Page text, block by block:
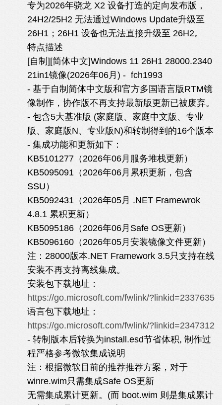
专为2026年骁龙 X2 设备打造的定向发布版，
24H2/25H2 无法通过Windows Update升级至
26H1；26H1 设备也无法直接升级至 26H2。
特点描述
[自制][简体中文]Windows 11 26H1 28000.2340
21in1镜像(2026年06月) - fch1993
- 基于自制简体中文版和官方多国语言版RTM镜
像制作，协作版不再支持最新版更新已被废弃。
- 包含5大基准版 (家庭版、家庭中文版、专业
版、家庭版N、专业版N)和转制得到的16个版本
- 集成功能和更新如下：
KB5101277（2026年06月服务堆栈更新）
KB5095091（2026年06月累积更新，包含
SSU）
KB5092431（2026年05月 .NET Framewrok
4.8.1 累积更新）
KB5095186（2026年06月Safe OS更新）
KB5096160（2026年05月安装镜像文件更新）
注：28000版本.NET Framework 3.5只支持在线
安装不再支持离线集成。
安装包下载地址：
https://go.microsoft.com/fwlink/?linkid=2337635
语言包下载地址：
https://go.microsoft.com/fwlink/?linkid=2347312
- 转制版本后转换为install.esd节省体积, 制作过
程严格参考微软集成说明
注：根据微软目前的推荐推荐方案，对于
winre.wim只需集成Safe OS更新
无需集成累计更新。(而 boot.wim 则是集成累计